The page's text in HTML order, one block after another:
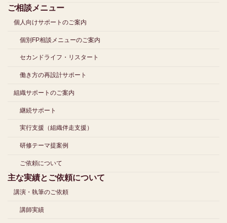
ご相談メニュー
個人向けサポートのご案内
個別FP相談メニューのご案内
セカンドライフ・リスタート
働き方の再設計サポート
組織サポートのご案内
継続サポート
実行支援（組織伴走支援）
研修テーマ提案例
ご依頼について
主な実績とご依頼について
講演・執筆のご依頼
講師実績